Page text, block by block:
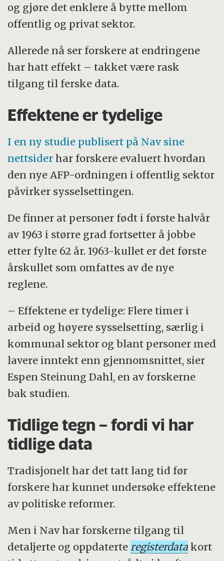
og gjøre det enklere å bytte mellom
offentlig og privat sektor.
Allerede nå ser forskere at endringene
har hatt effekt – takket være rask
tilgang til ferske data.
Effektene er tydelige
I en ny studie publisert på Nav sine
nettsider har forskere evaluert hvordan
den nye AFP-ordningen i offentlig sektor
påvirker sysselsettingen.
De finner at personer født i første halvår
av 1963 i større grad fortsetter å jobbe
etter fylte 62 år. 1963-kullet er det første
årskullet som omfattes av de nye
reglene.
– Effektene er tydelige: Flere timer i
arbeid og høyere sysselsetting, særlig i
kommunal sektor og blant personer med
lavere inntekt enn gjennomsnittet, sier
Espen Steinung Dahl, en av forskerne
bak studien.
Tidlige tegn – fordi vi har
tidlige data
Tradisjonelt har det tatt lang tid før
forskere har kunnet undersøke effektene
av politiske reformer.
Men i Nav har forskerne tilgang til
detaljerte og oppdaterteregisterdata kort